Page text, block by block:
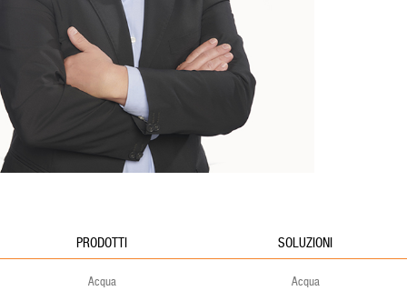
PRODOTTI
Acqua
SOLUZIONI
Acqua